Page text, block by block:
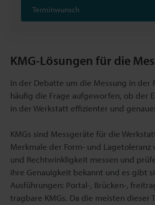
Terminwunsch
KMG-Lösungen für die
In der Debatte um die Messung in der
häufig die Frage aufgeworfen, ob der
in der Werkstatt effizienter und
KMGs sind Messgeräte für die
Merkmale der Form- und Lagetoleranz
und Rechtwinkligkeit messen und
ihre Genauigkeit bekannt und es gibt
Ausführungen: Portal-, Brücken-,
tragbare KMGs. Da die meisten dieser